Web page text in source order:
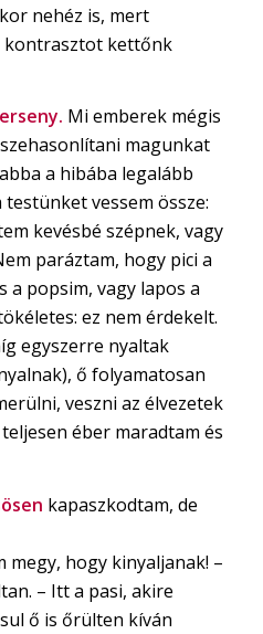
nehéz is, mert
kontrasztot kettőnk
Mi emberek mégis
magunkat
a hibába legalább
vessem össze:
kevésbé szépnek, vagy
paráztam, hogy pici a
a popsim, vagy lapos a
ez nem érdekelt.
egyszerre nyaltak
ő folyamatosan
veszni az élvezetek
éber maradtam és
kapaszkodtam, de
megy, hogy kinyaljanak! –
– Itt a pasi, akire
ő is őrülten kíván